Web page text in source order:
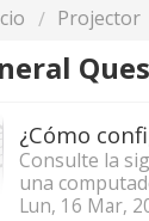
Projector
¿Cómo
Consulte la
una
Lun, 16 Mar,